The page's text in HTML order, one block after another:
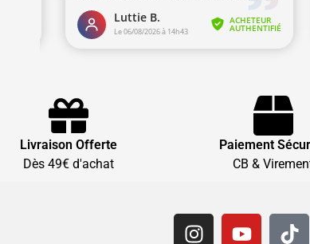
Livraison Offerte
Dès 49€ d'achat
Paiement
CB &